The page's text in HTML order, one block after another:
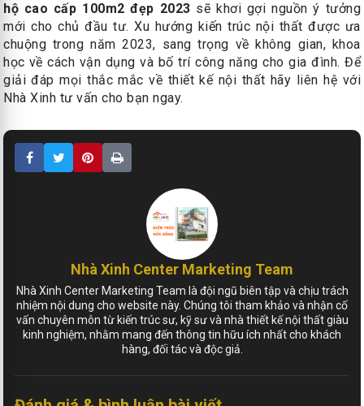
hộ cao cấp 100m2 đẹp 2023 sẽ khơi gợi nguồn ý tưởng
mới cho chủ đầu tư. Xu hướng kiến ​​trúc nội thất được ưa
chuộng trong năm 2023, sang trọng về không gian, khoa
học về cách vận dụng và bố trí công năng cho gia đình. Để
giải đáp mọi thắc mắc về thiết kế nội thất hãy liên hệ với
Nhà Xinh tư vấn cho bạn ngay.
Nhà Xinh Center Marketing Team
Nhà Xinh Center Marketing Team là đội ngũ biên tập và chịu trách
nhiệm nội dung cho website này. Chúng tôi tham khảo và nhận cố
vấn chuyên môn từ kiến trúc sư, kỹ sư và nhà thiết kế nội thất giàu
kinh nghiệm, nhằm mang đến thông tin hữu ích nhất cho khách
hàng, đối tác và độc giả.